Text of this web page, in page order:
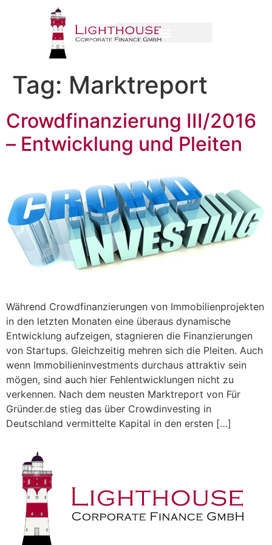
Tag: Marktreport
Crowdfinanzierung III/2016
– Entwicklung und Pleiten
Während Crowdfinanzierungen von Immobilienprojekten
in den letzten Monaten eine überaus dynamische
Entwicklung aufzeigen, stagnieren die Finanzierungen
von Startups. Gleichzeitig mehren sich die Pleiten. Auch
wenn Immobilieninvestments durchaus attraktiv sein
mögen, sind auch hier Fehlentwicklungen nicht zu
verkennen. Nach dem neusten Marktreport von Für
Gründer.de stieg das über Crowdinvesting in
Deutschland vermittelte Kapital in den ersten […]